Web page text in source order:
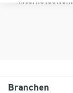
Branchen